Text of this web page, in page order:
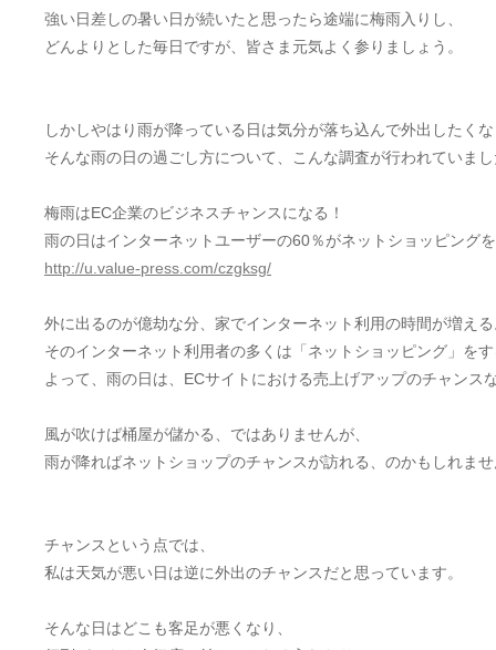
強い日差しの暑い日が続いたと思ったら途端に梅雨入りし、
どんよりとした毎日ですが、皆さま元気よく参りましょう。
しかしやはり雨が降っている日は気分が落ち込んで外出したく
そんな雨の日の過ごし方について、こんな調査が行われていま
梅雨はEC企業のビジネスチャンスになる！
雨の日はインターネットユーザーの60％がネットショッピング
http://u.value-press.com/czgksg/
外に出るのが億劫な分、家でインターネット利用の時間が増え
そのインターネット利用者の多くは「ネットショッピング」を
よって、雨の日は、ECサイトにおける売上げアップのチャンス
風が吹けば桶屋が儲かる、ではありませんが、
雨が降ればネットショップのチャンスが訪れる、のかもしれま
チャンスという点では、
私は天気が悪い日は逆に外出のチャンスだと思っています。
そんな日はどこも客足が悪くなり、